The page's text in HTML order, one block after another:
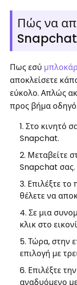
Πώς να
Snapchat
Πως εσύ
αποκλείσετε
εύκολο. Απλώς
προς βήμα οδηγό.
Στο κινητό
Snapchat.
Μεταβείτε
Snapchat σας.
Επιλέξτε
θέλετε να
Σε μια
κλικ στο
Τώρα, στην
επιλογή με
Επιλέξτε
αναδυόμενο